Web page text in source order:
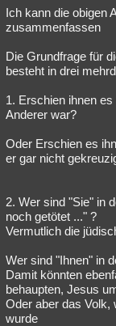
Ich kann die obigen
zusammenfassen
Die Grundfrage für
besteht in drei
1. Erschien ihnen
Anderer war?
Oder Erschien es
er gar nicht
2. Wer sind "Sie" in
noch getötet ..." ?
Vermutlich die
Wer sind "Ihnen" in
Damit könnten
behaupten, Jesus
Oder aber das Volk,
wurde